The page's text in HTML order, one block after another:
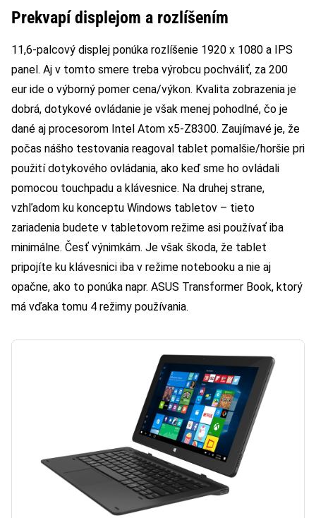
Prekvapí displejom a rozlíšením
11,6-palcový displej ponúka rozlíšenie 1920 x 1080 a IPS
panel. Aj v tomto smere treba výrobcu pochváliť, za 200
eur ide o výborný pomer cena/výkon. Kvalita zobrazenia je
dobrá, dotykové ovládanie je však menej pohodlné, čo je
dané aj procesorom Intel Atom x5-Z8300. Zaujímavé je, že
počas nášho testovania reagoval tablet pomalšie/horšie pri
použití dotykového ovládania, ako keď sme ho ovládali
pomocou touchpadu a klávesnice. Na druhej strane,
vzhľadom ku konceptu Windows tabletov – tieto
zariadenia budete v tabletovom režime asi používať iba
minimálne. Česť výnimkám. Je však škoda, že tablet
pripojíte ku klávesnici iba v režime notebooku a nie aj
opačne, ako to ponúka napr. ASUS Transformer Book, ktorý
má vďaka tomu 4 režimy používania.